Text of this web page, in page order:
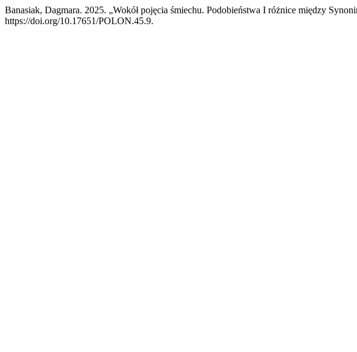
Banasiak, Dagmara. 2025. „Wokół pojęcia śmiechu. Podobieństwa I różnice między
https://doi.org/10.17651/POLON.45.9.